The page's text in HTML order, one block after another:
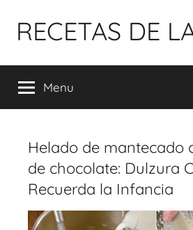
para
conteúdo
RECETAS DE
Menu
Helado de mantecado
de chocolate: Dulzura
Recuerda la Infancia